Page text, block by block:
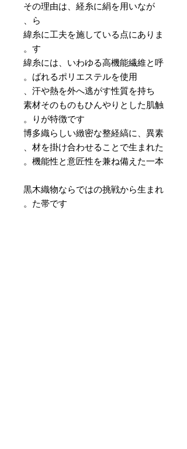
その理由は、経糸に絹を用いなが
ら、
緯糸に工夫を施している点にありま
す。
緯糸には、いわゆる高機能繊維と呼
ばれるポリエステルを使用。
汗や熱を外へ逃がす性質を持ち、
素材そのものもひんやりとした肌触
りが特徴です。
博多織らしい緻密な整経縞に、異素
材を掛け合わせることで生まれた、
機能性と意匠性を兼ね備えた一本。
黒木織物ならではの挑戦から生まれ
た帯です。